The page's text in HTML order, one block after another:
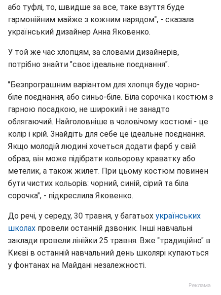
або туфлі, то, швидше за все, таке взуття буде
гармонійним майже з кожним нарядом", - сказала
український дизайнер Анна Яковенко.
У той же час хлопцям, за словами дизайнерів,
потрібно знайти "своє ідеальне поєднання".
"Безпрограшним варіантом для хлопця буде чорно-
біле поєднання, або синьо-біле. Біла сорочка і костюм з
гарною посадкою, не широкий і не занадто
облягаючий. Найголовніше в чоловічому костюмі - це
колір і крій. Знайдіть для себе це ідеальне поєднання.
Якщо молодій людині хочеться додати фарб у свій
образ, він може підібрати кольорову краватку або
метелик, а також жилет. При цьому костюм повинен
бути чистих кольорів: чорний, синій, сірий та біла
сорочка", - підкреслила Яковенко.
До речі, у середу, 30 травня, у багатьох українських
школах провели останній дзвоник. Інші навчальні
заклади провели лінійки 25 травня. Вже "традиційно" в
Києві в останній навчальний день школярі купаються
у фонтанах на Майдані незалежності.